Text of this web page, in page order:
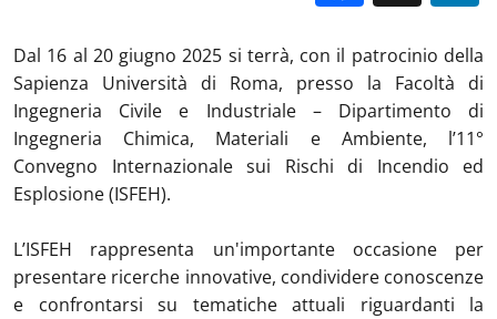
Dal 16 al 20 giugno 2025 si terrà, con il patrocinio della
Sapienza Università di Roma, presso la Facoltà di
Ingegneria Civile e Industriale – Dipartimento di
Ingegneria Chimica, Materiali e Ambiente, l’11°
Convegno Internazionale sui Rischi di Incendio ed
Esplosione (ISFEH).
L’ISFEH rappresenta un'importante occasione per
presentare ricerche innovative, condividere conoscenze
e confrontarsi su tematiche attuali riguardanti la